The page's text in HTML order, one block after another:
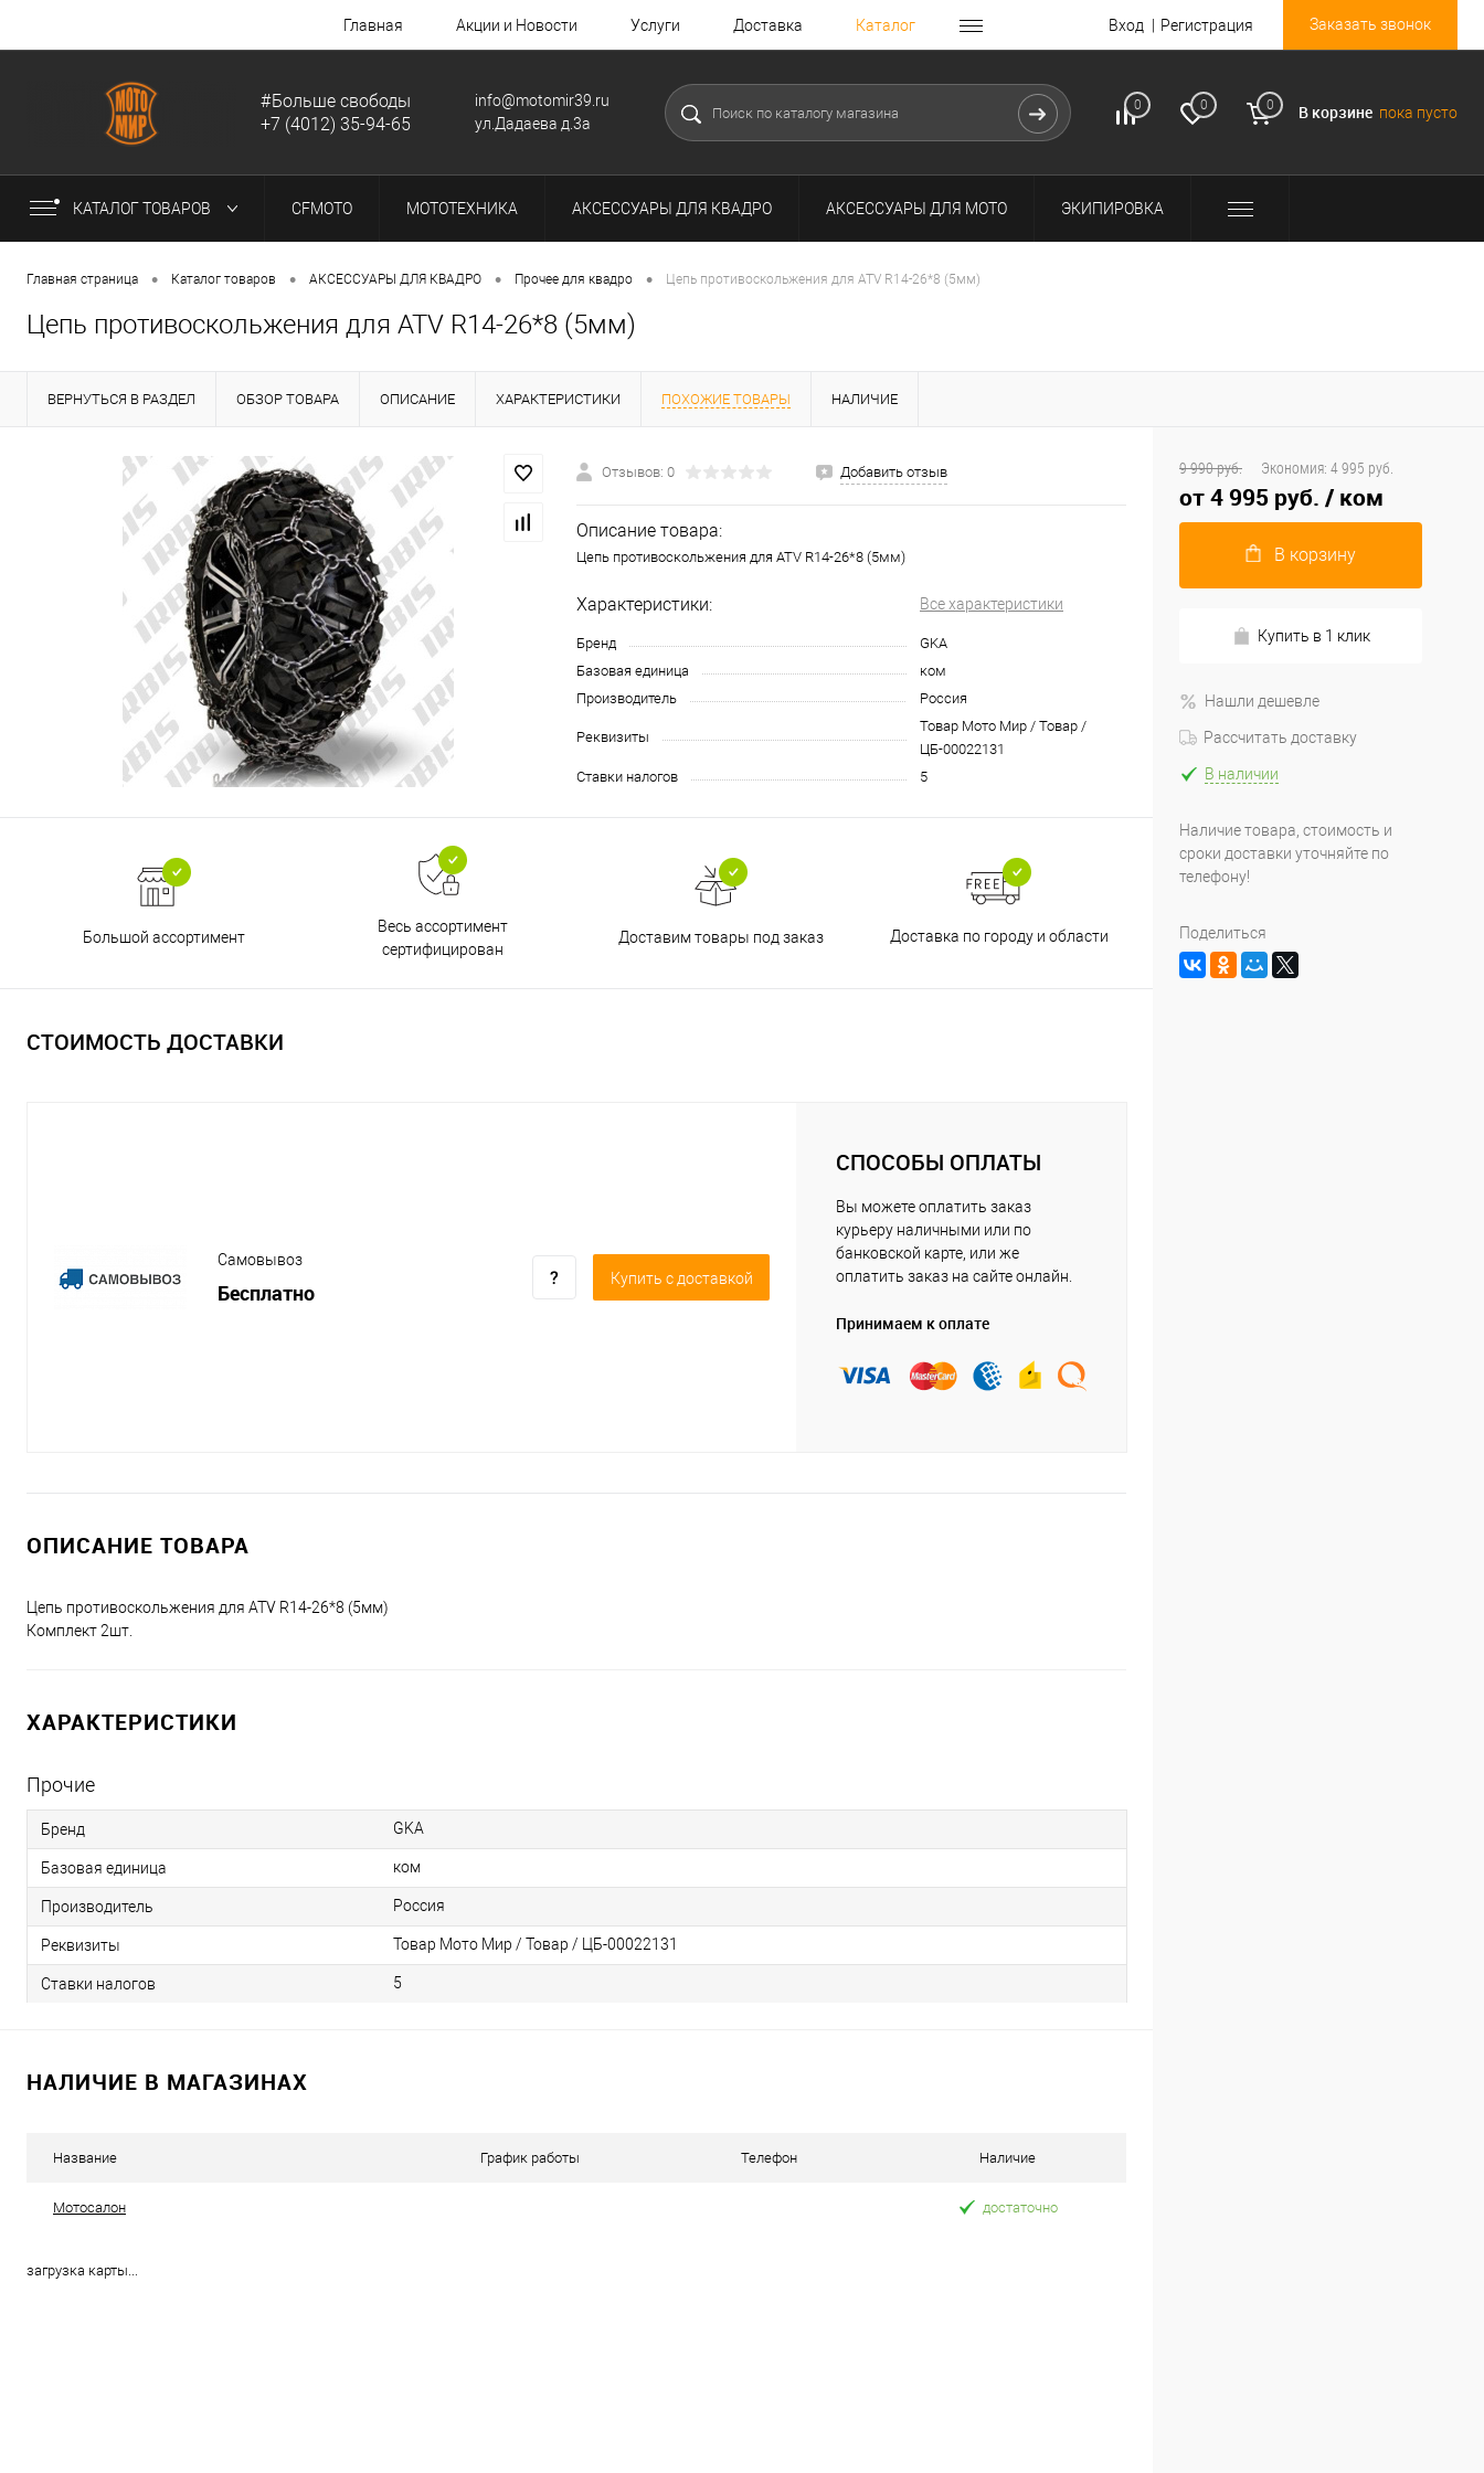
Главная Акции и Новости Услуги Доставка Каталог Вход Регистрация Заказать звонок
#Больше свободы
+7 (4012) 35-94-65
info@motomir39.ru
ул.Дадаева д.3а
0 0 0 В корзине пока пусто
КАТАЛОГ ТОВАРОВ CFMOTO МОТОТЕХНИКА АКСЕССУАРЫ ДЛЯ КВАДРО АКСЕССУАРЫ ДЛЯ МОТО ЭКИПИРОВКА
Главная страница • Каталог товаров • АКСЕССУАРЫ ДЛЯ КВАДРО • Прочее для квадро • Цепь противоскольжения для ATV R14-26*8 (5мм)
Цепь противоскольжения для ATV R14-26*8 (5мм)
ВЕРНУТЬСЯ В РАЗДЕЛ ОБЗОР ТОВАРА ОПИСАНИЕ ХАРАКТЕРИСТИКИ ПОХОЖИЕ ТОВАРЫ НАЛИЧИЕ
Отзывов: 0 Добавить отзыв
Описание товара:
Цепь противоскольжения для ATV R14-26*8 (5мм)
Характеристики: Все характеристики
Бренд
GKA
Базовая единица
ком
Производитель
Россия
Реквизиты
Товар Мото Мир / Товар /
ЦБ-00022131
Ставки налогов
5
Большой ассортимент
Весь ассортимент
сертифицирован
Доставим товары под заказ Доставка по городу и области
Принимаем все способы
оплаты
СТОИМОСТЬ ДОСТАВКИ
Самовывоз
Бесплатно
Купить c доставкой
СПОСОБЫ ОПЛАТЫ
Вы можете оплатить заказ
курьеру наличными или по
банковской карте, или же
оплатить заказ на сайте онлайн.
Принимаем к оплате
ОПИСАНИЕ ТОВАРА
Цепь противоскольжения для ATV R14-26*8 (5мм)
Комплект 2шт.
ХАРАКТЕРИСТИКИ
Прочие
Бренд GKA
Базовая единица ком
Производитель Россия
Реквизиты Товар Мото Мир / Товар / ЦБ-00022131
Ставки налогов 5
НАЛИЧИЕ В МАГАЗИНАХ
Название График работы Телефон Наличие
Мотосалон достаточно
загрузка карты...
9 990 руб. Экономия: 4 995 руб.
от4 995 руб. / ком
В корзину
Купить в 1 клик
Нашли дешевле
Рассчитать доставку
В наличии
Наличие товара, стоимость и
сроки доставки уточняйте по
телефону!
Поделиться